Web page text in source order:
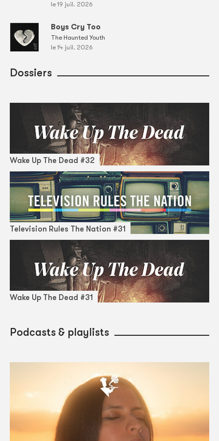
le 19 juil. 2026
Boys Cry Too
The Haunted Youth
le 14 juil. 2026
Dossiers
Wake Up The Dead #32
Television Rules The Nation #31
Wake Up The Dead #31
Podcasts & playlists